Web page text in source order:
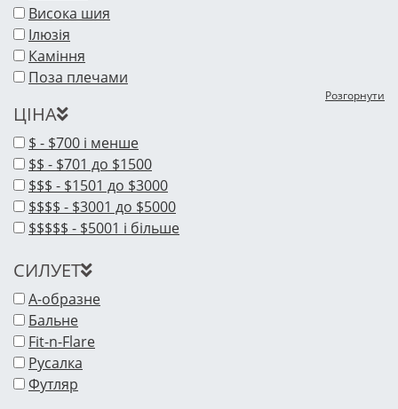
Висока шия
Ілюзія
Каміння
Поза плечами
Розгорнути
ЦІНА
$ - $700 і менше
$$ - $701 до $1500
$$$ - $1501 до $3000
$$$$ - $3001 до $5000
$$$$$ - $5001 і більше
СИЛУЕТ
A-образне
Бальне
Fit-n-Flare
Русалка
Футляр